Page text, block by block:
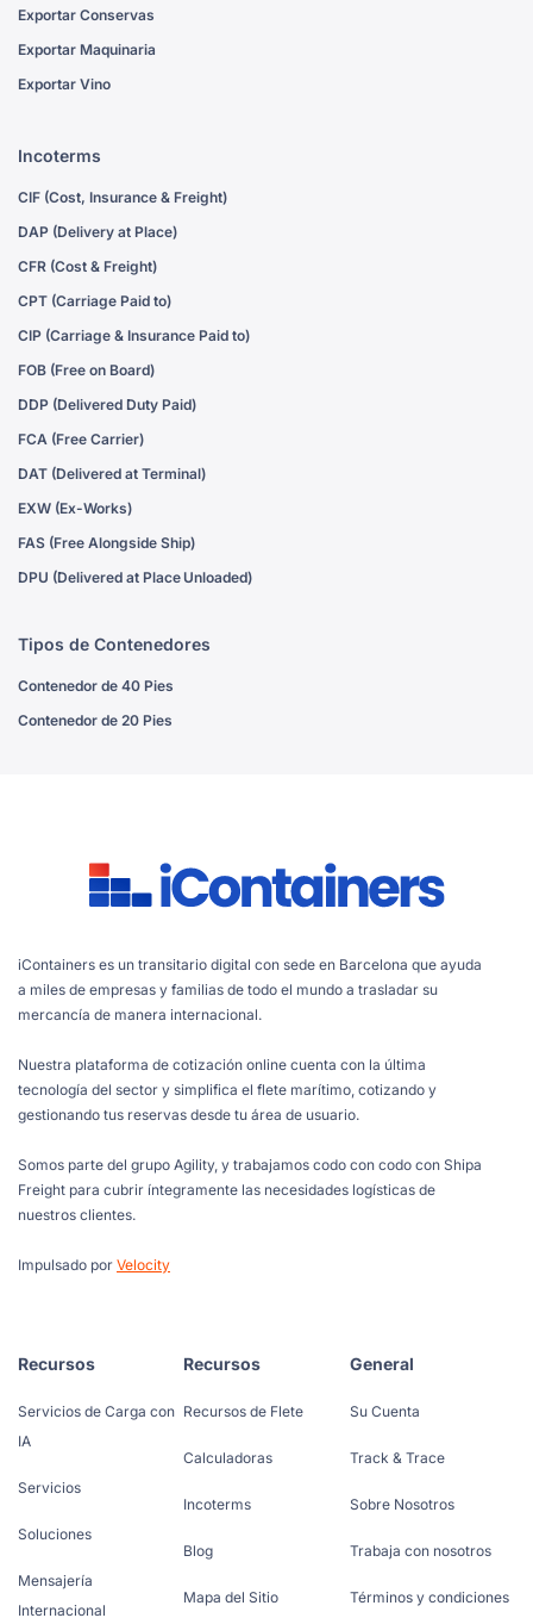
Exportar Conservas
Exportar Maquinaria
Exportar Vino
Incoterms
CIF (Cost, Insurance & Freight)
DAP (Delivery at Place)
CFR (Cost & Freight)
CPT (Carriage Paid to)
CIP (Carriage & Insurance Paid to)
FOB (Free on Board)
DDP (Delivered Duty Paid)
FCA (Free Carrier)
DAT (Delivered at Terminal)
EXW (Ex-Works)
FAS (Free Alongside Ship)
DPU (Delivered at Place Unloaded)
Tipos de Contenedores
Contenedor de 40 Pies
Contenedor de 20 Pies
iContainers es un transitario digital con sede en Barcelona que ayuda
a miles de empresas y familias de todo el mundo a trasladar su
mercancía de manera internacional.
Nuestra plataforma de cotización online cuenta con la última
tecnología del sector y simplifica el flete marítimo, cotizando y
gestionando tus reservas desde tu área de usuario.
Somos parte del grupo Agility, y trabajamos codo con codo con Shipa
Freight para cubrir íntegramente las necesidades logísticas de
nuestros clientes.
Impulsado por Velocity
Recursos
Servicios de Carga con
IA
Servicios
Soluciones
Mensajería
Internacional
Recursos
Recursos de Flete
Calculadoras
Incoterms
Blog
Mapa del Sitio
General
Su Cuenta
Track & Trace
Sobre Nosotros
Trabaja con nosotros
Términos y condiciones